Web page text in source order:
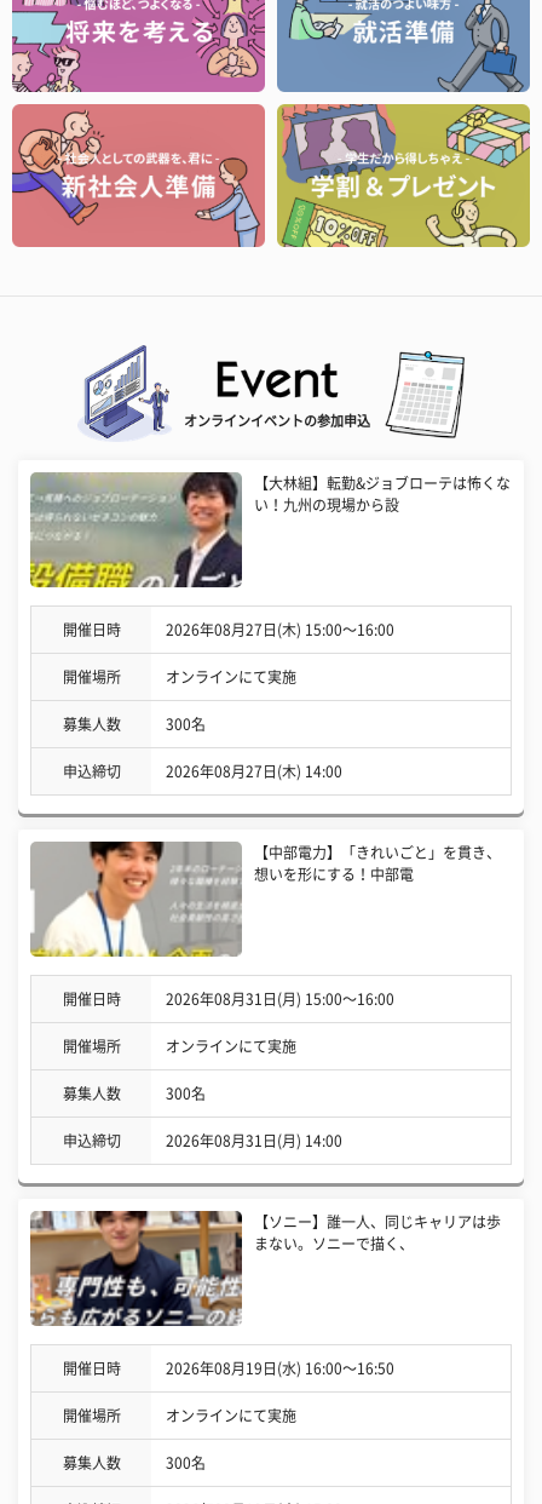
オンラインイベントの参加申込
【大林組】転勤&ジョブローテは怖くな
い！九州の現場から設
開催日時 2026年08月27日(木) 15:00〜16:00
開催場所 オンラインにて実施
募集人数 300名
申込締切 2026年08月27日(木) 14:00
【中部電力】「きれいごと」を貫き、
想いを形にする！中部電
開催日時 2026年08月31日(月) 15:00〜16:00
開催場所 オンラインにて実施
募集人数 300名
申込締切 2026年08月31日(月) 14:00
【ソニー】誰一人、同じキャリアは歩
まない。ソニーで描く、
開催日時 2026年08月19日(水) 16:00〜16:50
開催場所 オンラインにて実施
募集人数 300名